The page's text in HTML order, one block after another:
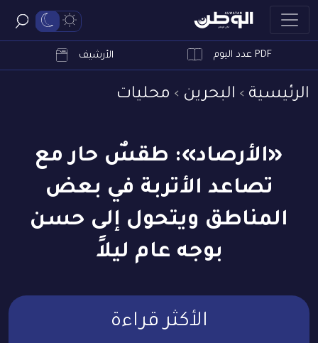
PDF عدد اليوم الأرشيف
الرئيسية البحرين محليات
«الأرصاد»: طقسٌ حار مع
تصاعد الأتربة في بعض
المناطق ويتحول إلى حسن
بوجه عام ليلاً
الأكثر قراءة